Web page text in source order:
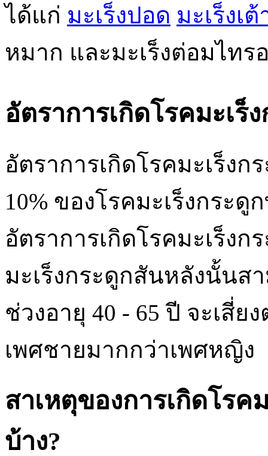
ได้แก่ มะเร็งปอด มะเร็งเ
หมาก และมะเร็งต่อมไทร
อัตราการเกิดโรคมะเ
อัตราการเกิดโรคมะเร็ง
10% ของโรคมะเร็งกระ
อัตราการเกิดโรคมะเร็ง
มะเร็งกระดูกสันหลังนั้นส
ช่วงอายุ 40 - 65 ปี จะเสี่ย
เพศชายมากกว่าเพศหญิง
สาเหตุของการเกิดโรค
บ้าง?